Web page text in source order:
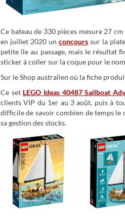
Ce bateau de 330 pièces mesure 27
en juillet 2020 un concourssur la
petite île au passage, mais le résultat
sticker à coller sur la coque pour le
Sur le Shop australien où la fiche
Ce set LEGO Ideas 40487 Sailboat
clients VIP du 1er au 3 août, puis à
difficile de savoir combien de temps le
sa gestion des stocks.